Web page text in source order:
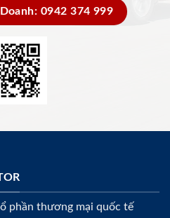
0942 374 999
phần thương mại quốc tế